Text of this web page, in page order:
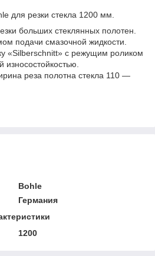
для резки стекла 1200 мм.
больших стеклянных полотен.
подачи смазочной жидкости.
«Silberschnitt» с режущим роликом
реза полотна стекла 110 —
Bohle
Германия
1200